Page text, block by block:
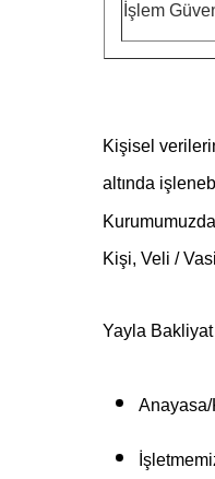
İşlem
Kişisel
altında
Kişi, Veli /
Yayla